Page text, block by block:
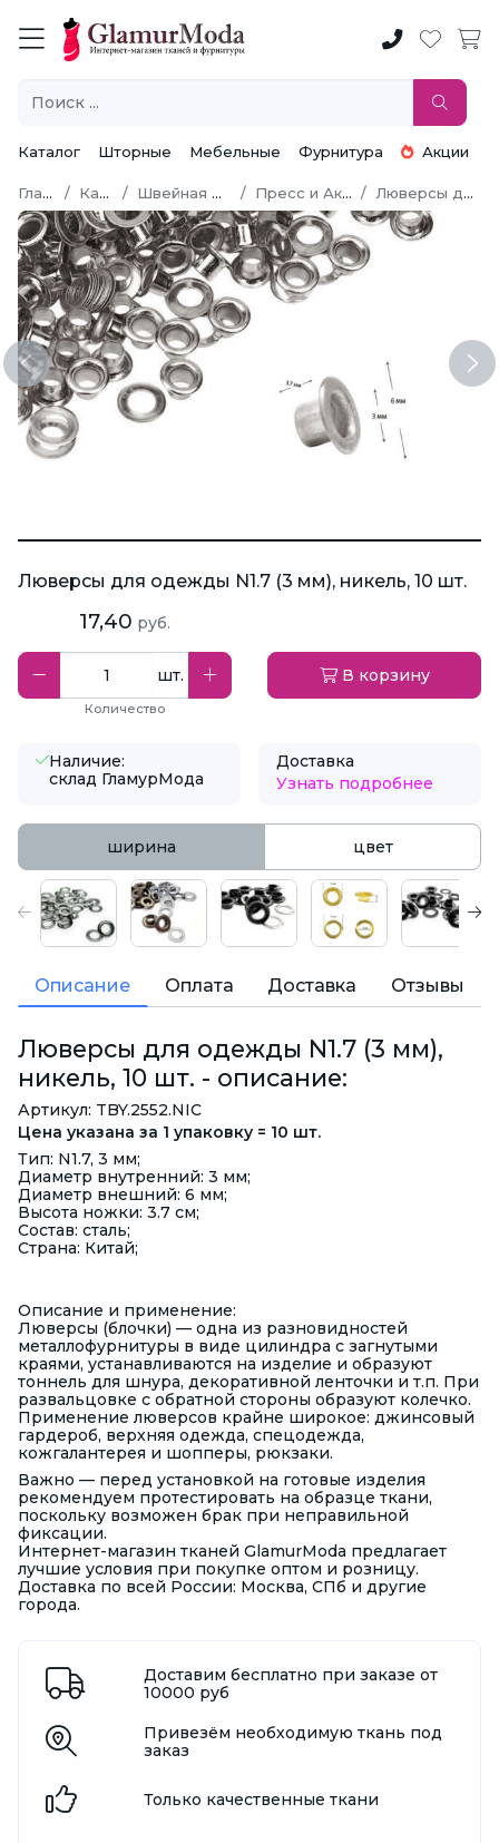
Каталог Шторные Мебельные Фурнитура Акции
Главная Каталог Швейная фурнитура Пресс и Аксессуары Люверсы для одежды
Previous
Люверсы для одежды N1.7 (3 мм), никель, 10 шт.
17,40 руб.
шт.
Количество
В корзину
Наличие:
склад ГламурМода
Доставка
Узнать подробнее
ширина цвет
Описание Оплата Доставка Отзывы
Люверсы для одежды N1.7 (3 мм),
никель, 10 шт. - описание:
Артикул: TBY.2552.NIC
Цена указана за 1 упаковку = 10 шт.
Тип: N1.7, 3 мм;
Диаметр внутренний: 3 мм;
Диаметр внешний: 6 мм;
Высота ножки: 3.7 см;
Состав: сталь;
Страна: Китай;
Описание и применение:
Люверсы (блочки) — одна из разновидностей
металлофурнитуры в виде цилиндра с загнутыми
краями, устанавливаются на изделие и образуют
тоннель для шнура, декоративной ленточки и т.п. При
развальцовке с обратной стороны образуют колечко.
Применение люверсов крайне широкое: джинсовый
гардероб, верхняя одежда, спецодежда,
кожгалантерея и шопперы, рюкзаки.
Важно — перед установкой на готовые изделия
рекомендуем протестировать на образце ткани,
поскольку возможен брак при неправильной
фиксации.
Интернет-магазин тканей GlamurModa предлагает
лучшие условия при покупке оптом и розницу.
Доставка по всей России: Москва, СПб и другие
города.
Доставим бесплатно при заказе от
10000 руб
Привезём необходимую ткань под
заказ
Только качественные ткани